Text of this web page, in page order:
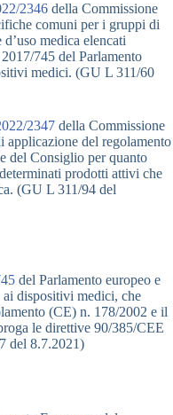
2346 della Commissione
comuni per i gruppi di
medica elencati
745 del Parlamento
medici. (GU L 311/60
2347 della Commissione
applicazione del regolamento
del Consiglio per quanto
prodotti attivi che
(GU L 311/94 del
del Parlamento europeo e
dispositivi medici, che
(CE) n. 178/2002 e il
le direttive 90/385/CEE
del 8.7.2021)